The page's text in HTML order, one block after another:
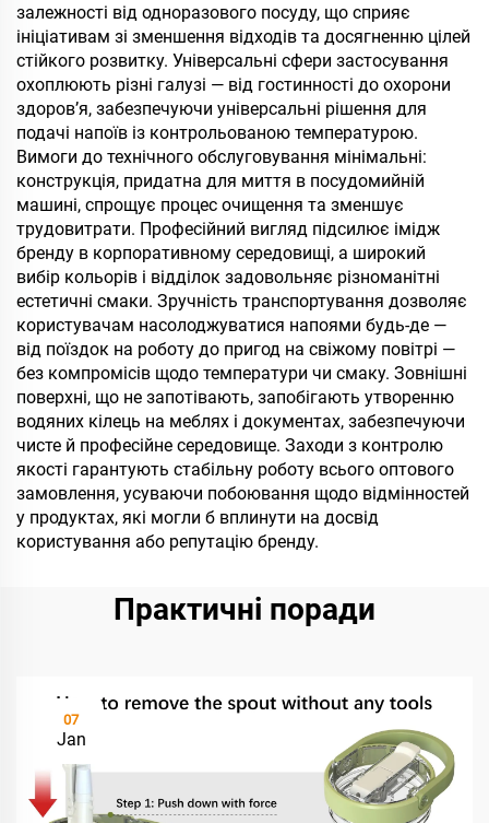
залежності від одноразового посуду, що сприяє
ініціативам зі зменшення відходів та досягненню цілей
стійкого розвитку. Універсальні сфери застосування
охоплюють різні галузі — від гостинності до охорони
здоров’я, забезпечуючи універсальні рішення для
подачі напоїв із контрольованою температурою.
Вимоги до технічного обслуговування мінімальні:
конструкція, придатна для миття в посудомийній
машині, спрощує процес очищення та зменшує
трудовитрати. Професійний вигляд підсилює імідж
бренду в корпоративному середовищі, а широкий
вибір кольорів і відділок задовольняє різноманітні
естетичні смаки. Зручність транспортування дозволяє
користувачам насолоджуватися напоями будь-де —
від поїздок на роботу до пригод на свіжому повітрі —
без компромісів щодо температури чи смаку. Зовнішні
поверхні, що не запотівають, запобігають утворенню
водяних кілець на меблях і документах, забезпечуючи
чисте й професійне середовище. Заходи з контролю
якості гарантують стабільну роботу всього оптового
замовлення, усуваючи побоювання щодо відмінностей
у продуктах, які могли б вплинути на досвід
користування або репутацію бренду.
Практичні поради
07
Jan